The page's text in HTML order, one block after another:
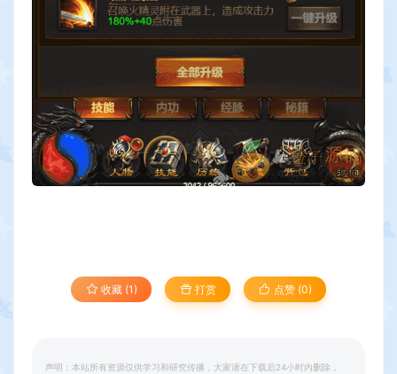
收藏 (1) 打赏 点赞 (0)
声明：本站所有资源仅供学习和研究传播，大家请在下载后24小时内删除，